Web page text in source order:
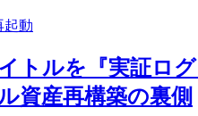
起動
トルを『実証ロ
資産再構築の裏側